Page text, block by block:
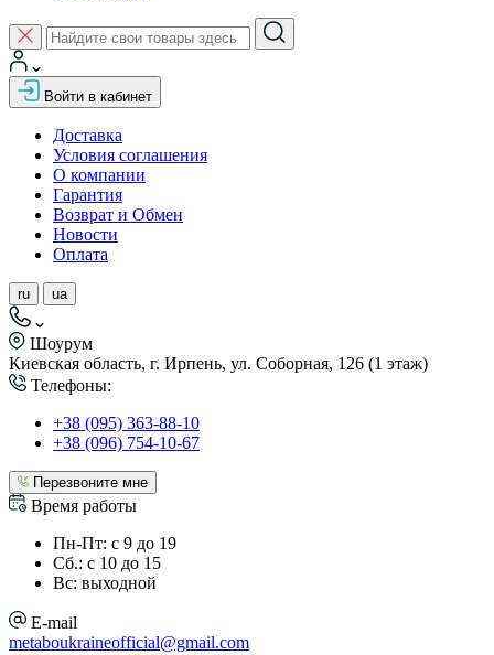
Войти в кабинет
Доставка
Условия соглашения
О компании
Гарантия
Возврат и Обмен
Новости
Оплата
ru ua
Шоурум
Киевская область, г. Ирпень, ул. Соборная, 126 (1 этаж)
Телефоны:
+38 (095) 363-88-10
+38 (096) 754-10-67
Перезвоните мне
Время работы
Пн-Пт: с 9 до 19
Сб.: с 10 до 15
Вс: выходной
E-mail
metaboukraineofficial@gmail.com